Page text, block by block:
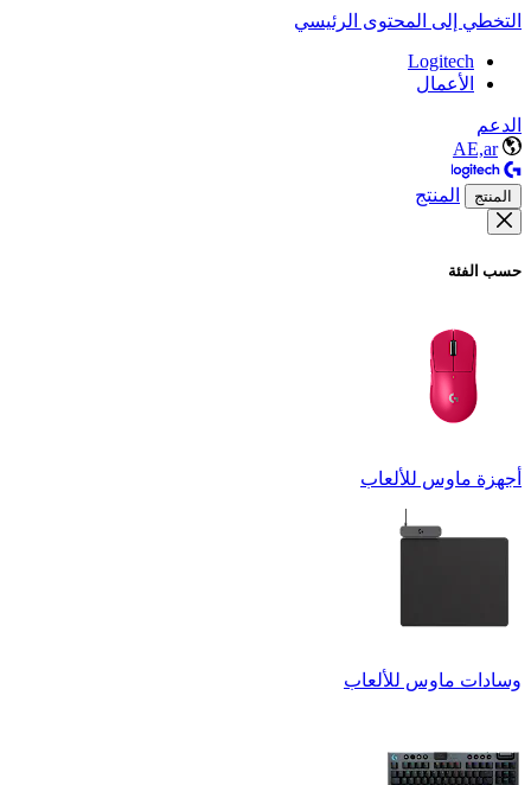
التخطي إلى المحتوى الرئيسي
Logitech
الأعمال
الدعم
AE,ar
المنتج المنتج
حسب الفئة
أجهزة ماوس للألعاب
وسادات ماوس للألعاب